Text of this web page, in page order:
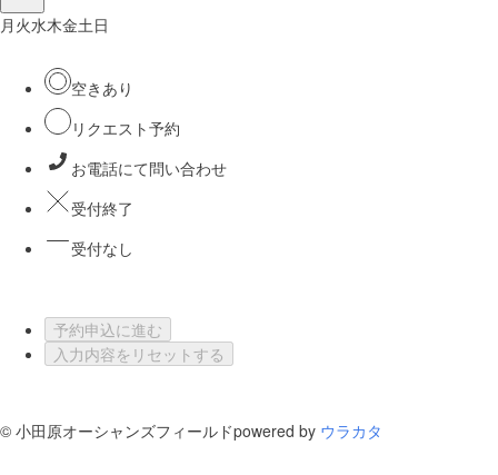
月 火水木金土日
空きあり
リクエスト予約
お電話にて問い合わせ
受付終了
受付なし
予約申込に進む
入力内容をリセットする
© 小田原オーシャンズフィールドpowered by ウラカタ